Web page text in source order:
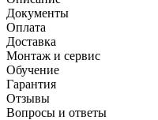
Документы
Оплата
Доставка
Монтаж и сервис
Обучение
Гарантия
Отзывы
Вопросы и ответы